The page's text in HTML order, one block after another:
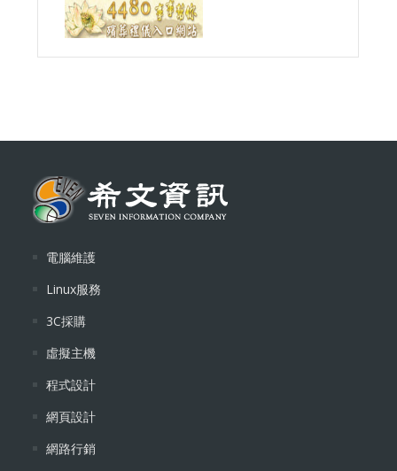
電腦維護
Linux服務
3C採購
虛擬主機
程式設計
網頁設計
網路行銷